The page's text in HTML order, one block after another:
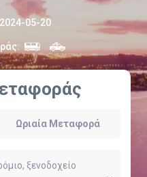
2024-05-20
:
Ωριαία Μεταφορά